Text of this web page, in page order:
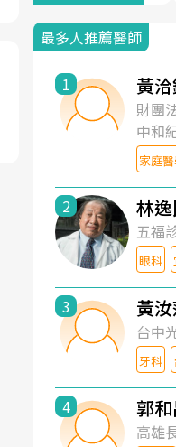
最多人推薦醫師
1 黃
財團
中和
家庭
2 林
五福
眼科
3 黃
台中
牙科
4 郭
高雄